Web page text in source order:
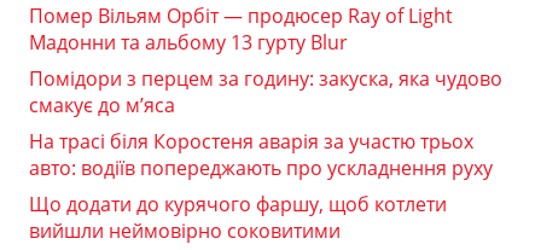
Помер Вільям Орбіт — продюсер Ray of Light
Мадонни та альбому 13 гурту Blur
Помідори з перцем за годину: закуска, яка чудово
смакує до м’яса
На трасі біля Коростеня аварія за участю трьох
авто: водіїв попереджають про ускладнення руху
Що додати до курячого фаршу, щоб котлети
вийшли неймовірно соковитими